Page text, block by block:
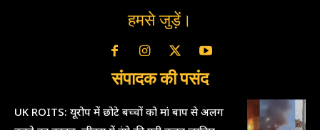
हमसे जुड़ें।
संपादक की पसंद
UK ROITS: यूरोप में छोटे बच्चों को मां बाप से अलग